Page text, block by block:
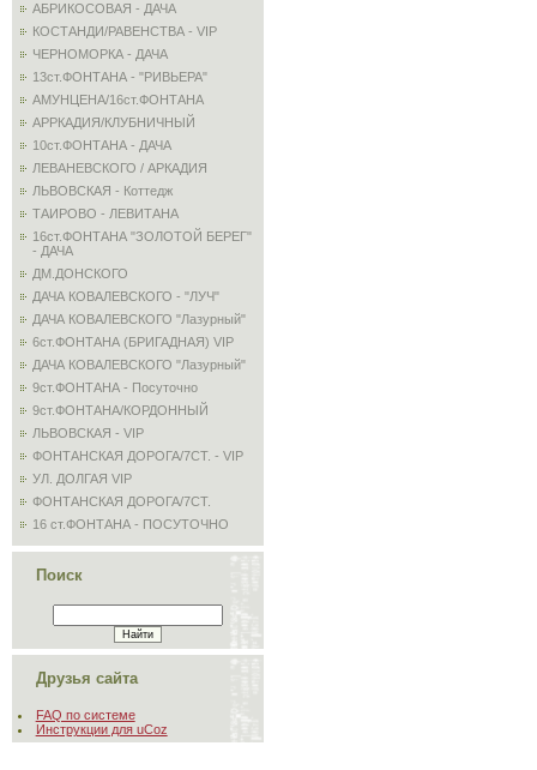
АБРИКОСОВАЯ - ДАЧА
КОСТАНДИ/РАВЕНСТВА - VIP
ЧЕРНОМОРКА - ДАЧА
13ст.ФОНТАНА - "РИВЬЕРА"
АМУНЦЕНА/16ст.ФОНТАНА
АРРКАДИЯ/КЛУБНИЧНЫЙ
10ст.ФОНТАНА - ДАЧА
ЛЕВАНЕВСКОГО / АРКАДИЯ
ЛЬВОВСКАЯ - Коттедж
ТАИРОВО - ЛЕВИТАНА
16ст.ФОНТАНА "ЗОЛОТОЙ БЕРЕГ"
- ДАЧА
ДМ.ДОНСКОГО
ДАЧА КОВАЛЕВСКОГО - "ЛУЧ"
ДАЧА КОВАЛЕВСКОГО "Лазурный"
6ст.ФОНТАНА (БРИГАДНАЯ) VIP
ДАЧА КОВАЛЕВСКОГО "Лазурный"
9ст.ФОНТАНА - Посуточно
9ст.ФОНТАНА/КОРДОННЫЙ
ЛЬВОВСКАЯ - VIP
ФОНТАНСКАЯ ДОРОГА/7СТ. - VIP
УЛ. ДОЛГАЯ VIP
ФОНТАНСКАЯ ДОРОГА/7СТ.
16 ст.ФОНТАНА - ПОСУТОЧНО
Поиск
Друзья сайта
FAQ по системе
Инструкции для uCoz